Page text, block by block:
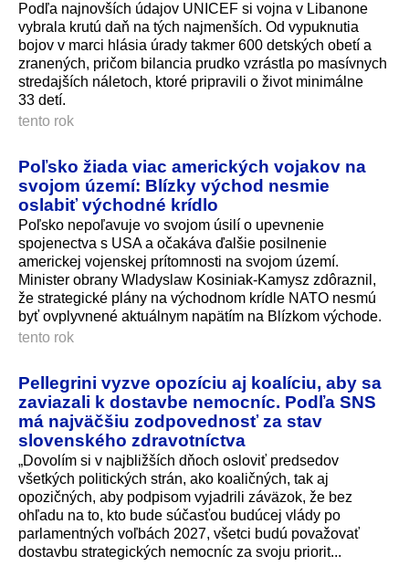
Podľa najnovších údajov UNICEF si vojna v Libanone
vybrala krutú daň na tých najmenších. Od vypuknutia
bojov v marci hlásia úrady takmer 600 detských obetí a
zranených, pričom bilancia prudko vzrástla po masívnych
stredajších náletoch, ktoré pripravili o život minimálne
33 detí.
tento rok
Poľsko žiada viac amerických vojakov na
svojom území: Blízky východ nesmie
oslabiť východné krídlo
Poľsko nepoľavuje vo svojom úsilí o upevnenie
spojenectva s USA a očakáva ďalšie posilnenie
americkej vojenskej prítomnosti na svojom území.
Minister obrany Wladyslaw Kosiniak-Kamysz zdôraznil,
že strategické plány na východnom krídle NATO nesmú
byť ovplyvnené aktuálnym napätím na Blízkom východe.
tento rok
Pellegrini vyzve opozíciu aj koalíciu, aby sa
zaviazali k dostavbe nemocníc. Podľa SNS
má najväčšiu zodpovednosť za stav
slovenského zdravotníctva
„Dovolím si v najbližších dňoch osloviť predsedov
všetkých politických strán, ako koaličných, tak aj
opozičných, aby podpisom vyjadrili záväzok, že bez
ohľadu na to, kto bude súčasťou budúcej vlády po
parlamentných voľbách 2027, všetci budú považovať
dostavbu strategických nemocníc za svoju priorit...